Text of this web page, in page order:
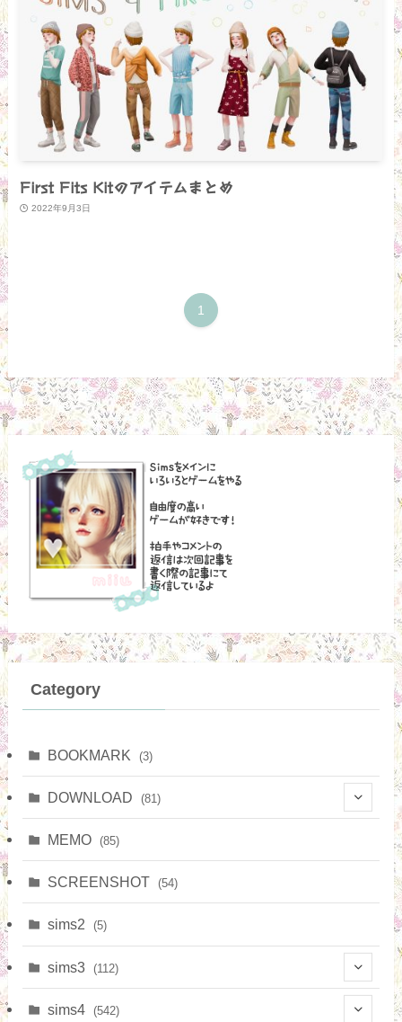
First Fits Kitのアイテムまとめ
2022年9月3日
1
Category
BOOKMARK (3)
DOWNLOAD (81)
(15)
(9)
MEMO (85)
SCREENSHOT (54)
sims2 (5)
sims3 (112)
(65)
sims4 (542)